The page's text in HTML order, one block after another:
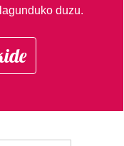
duzu.